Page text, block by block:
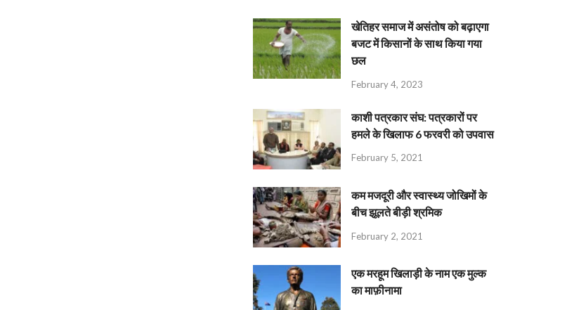
खेतिहर समाज में असंतोष को बढ़ाएगा
बजट में किसानों के साथ किया गया
छल
February 4, 2023
काशी पत्रकार संघ: पत्रकारों पर
हमले के खिलाफ 6 फरवरी को उपवास
February 5, 2021
कम मजदूरी और स्वास्थ्य जोखिमों के
बीच झूलते बीड़ी श्रमिक
February 2, 2021
एक मरहूम खिलाड़ी के नाम एक मुल्क
का माफ़ीनामा